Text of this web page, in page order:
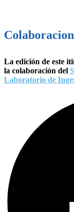
La edición de este
la colaboración del
Laboratorio de